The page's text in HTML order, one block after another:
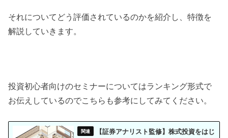
それについてどう評価されているのかを紹介し、特徴を
解説していきます。
投資初心者向けのセミナーについてはランキング形式で
お伝えしているのでこちらも参考にしてみてください。
【証券アナリスト監修】株式投資をはじ